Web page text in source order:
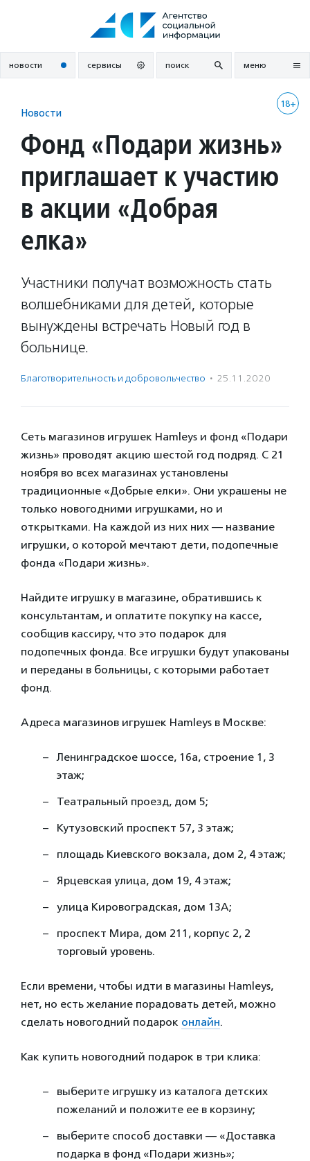
новости сервисы поиск меню
18+
Новости
Фонд «Подари жизнь»
приглашает к участию
в акции «Добрая
елка»
Участники получат возможность стать
волшебниками для детей, которые
вынуждены встречать Новый год в
больнице.
Благотвори­тель­ность и доброволь­чест­во · 25.11.2020
Сеть магазинов игрушек Hamleys и фонд «Подари
жизнь» проводят акцию шестой год подряд. С 21
ноября во всех магазинах установлены
традиционные «Добрые елки». Они украшены не
только новогодними игрушками, но и
открытками. На каждой из них них — название
игрушки, о которой мечтают дети, подопечные
фонда «Подари жизнь».
Найдите игрушку в магазине, обратившись к
консультантам, и оплатите покупку на кассе,
сообщив кассиру, что это подарок для
подопечных фонда. Все игрушки будут упакованы
и переданы в больницы, с которыми работает
фонд.
Адреса магазинов игрушек Hamleys в Москве:
Ленинградское шоссе, 16а, строение 1, 3
этаж;
Театральный проезд, дом 5;
Кутузовский проспект 57, 3 этаж;
площадь Киевского вокзала, дом 2, 4 этаж;
Ярцевская улица, дом 19, 4 этаж;
улица Кировоградская, дом 13А;
проспект Мира, дом 211, корпус 2, 2
торговый уровень.
Если времени, чтобы идти в магазины Hamleys,
нет, но есть желание порадовать детей, можно
сделать новогодний подарок онлайн.
Как купить новогодний подарок в три клика:
выберите игрушку из каталога детских
пожеланий и положите ее в корзину;
выберите способ доставки — «Доставка
подарка в фонд «Подари жизнь»;